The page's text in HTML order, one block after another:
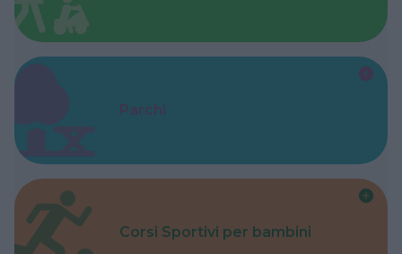
Parchi
Corsi Sportivi per bambini